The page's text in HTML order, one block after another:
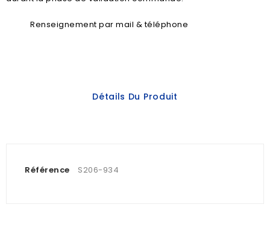
Renseignement par mail & téléphone
Détails Du Produit
Référence S206-934